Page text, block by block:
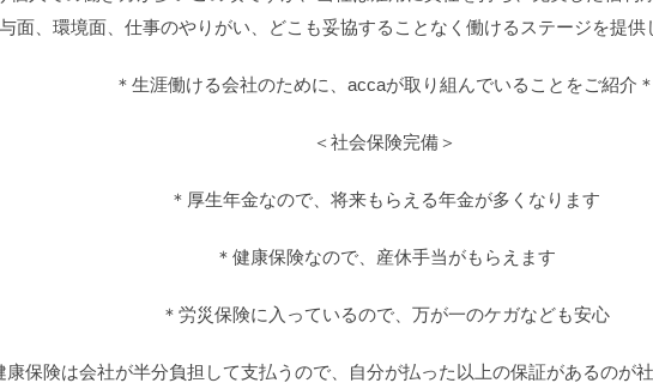
面、環境面、仕事のやりがい、どこも妥協することなく働けるステージを提供
＊生涯働ける会社のために、accaが取り組んでいることをご紹介＊
＜社会保険完備＞
＊厚生年金なので、将来もらえる年金が多くなります
＊健康保険なので、産休手当がもらえます
＊労災保険に入っているので、万が一のケガなども安心
康保険は会社が半分負担して支払うので、自分が払った以上の保証があるのが